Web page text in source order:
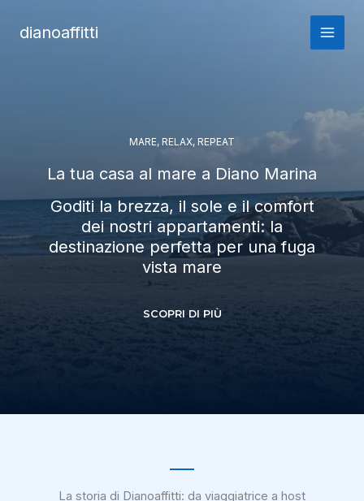
dianoaffitti
MARE, RELAX, REPEAT
La tua casa al mare a Diano Marina
Goditi la brezza, il sole e il comfort
dei nostri appartamenti: la
destinazione perfetta per una fuga
vista mare
SCOPRI DI PIÙ
La storia di Dianoaffitti: da viaggiatrice a host